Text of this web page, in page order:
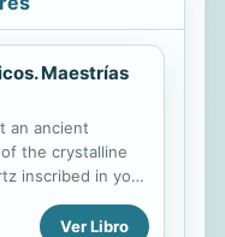
Maestrías
an ancient
the crystalline
inscribed in your
time, your
of theVer Libro